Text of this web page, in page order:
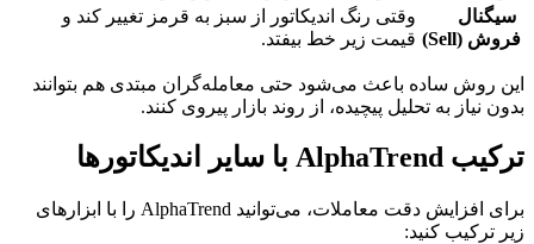
سیگنال
فروش (Sell)
وقتی رنگ اندیکاتور از سبز به قرمز تغییر کند و
قیمت زیر خط بیفتد.
این روش ساده باعث می‌شود حتی معامله‌گران مبتدی هم بتوانند
بدون نیاز به تحلیل پیچیده، از روند بازار پیروی کنند.
ترکیب AlphaTrend با سایر اندیکاتورها
برای افزایش دقت معاملات، می‌توانید AlphaTrend را با ابزارهای
زیر ترکیب کنید: